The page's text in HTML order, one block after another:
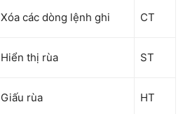
Xóa các dòng lệnh ghi CT
Hiển thị rùa ST
Giấu rùa HT